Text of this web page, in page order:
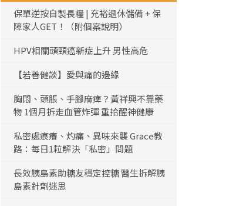
保單逆按自製長糧 | 充裕退休儲備 + 保
障家人GET！（附個案說明）
HPV相關頭頸癌新症上升 男性高危
【若善健談】愛與痛的邊緣
胸悶、頭脹、手腳麻痺？黃祥興不靠藥
物 1個月拆走血管炸彈 重拾醒神健康
私密處痕癢、灼痛、異味來襲 Grace教
路：每日1粒解決「私密」問題
長效胰島素助糖友穩定控糖 醫生拆解胰
島素針劑迷思